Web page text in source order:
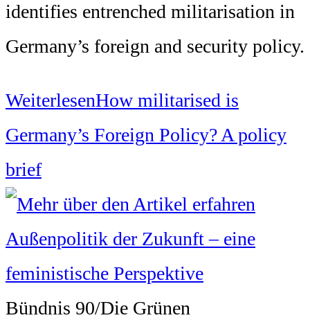
identifies entrenched militarisation in
Germany’s foreign and security policy.
WeiterlesenHow militarised is
Germany’s Foreign Policy? A policy
brief
Bündnis 90/Die Grünen